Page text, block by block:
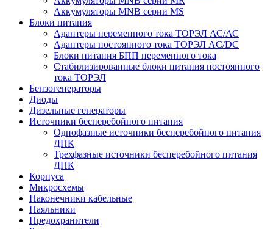
Аккумуляторы MNB серии MS
Блоки питания
Адаптеры переменного тока ТОРЭЛ АС/АС
Адаптеры постоянного тока ТОРЭЛ AC/DC
Блоки питания БПП переменного тока
Стабилизированные блоки питания постоянного
тока ТОРЭЛ
Бензогенераторы
Диоды
Дизельные генераторы
Источники бесперебойного питания
Однофазные источники бесперебойного питания
ДПК
Трехфазные источники бесперебойного питания
ДПК
Корпуса
Микросхемы
Наконечники кабельные
Паяльники
Предохранители